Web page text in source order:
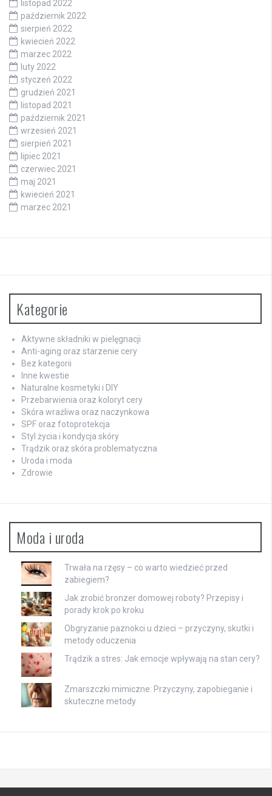
listopad 2022
październik 2022
sierpień 2022
kwiecień 2022
marzec 2022
luty 2022
styczeń 2022
grudzień 2021
listopad 2021
październik 2021
wrzesień 2021
sierpień 2021
lipiec 2021
czerwiec 2021
maj 2021
kwiecień 2021
marzec 2021
Kategorie
Aktywne składniki w pielęgnacji
Anti-aging oraz starzenie cery
Bez kategorii
Inne kwestie
Naturalne kosmetyki i DIY
Przebarwienia oraz koloryt cery
Skóra wrażliwa oraz naczynkowa
SPF oraz fotoprotekcja
Styl życia i kondycja skóry
Trądzik oraz skóra problematyczna
Uroda i moda
Zdrowie
Moda i uroda
Trwała na rzęsy – co warto wiedzieć przed
zabiegiem?
Jak zrobić bronzer domowej roboty? Przepisy i
porady krok po kroku
Obgryzanie paznokci u dzieci – przyczyny, skutki i
metody oduczenia
Trądzik a stres: Jak emocje wpływają na stan cery?
Zmarszczki mimiczne: Przyczyny, zapobieganie i
skuteczne metody